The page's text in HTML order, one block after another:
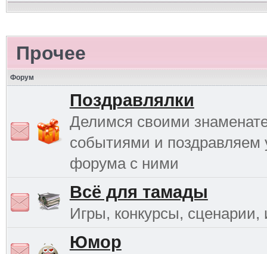
Прочее
Форум
Поздравлялки
Делимся своими
событиями и поздравляем
форума с ними
Всё для тамады
Игры, конкурсы, сценарии,
Юмор